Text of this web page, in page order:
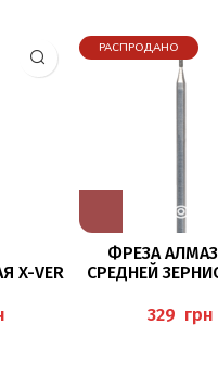
X-VER
РАСПРОДАНО
ФРЕЗА
СРЕДНЕЙ
грн